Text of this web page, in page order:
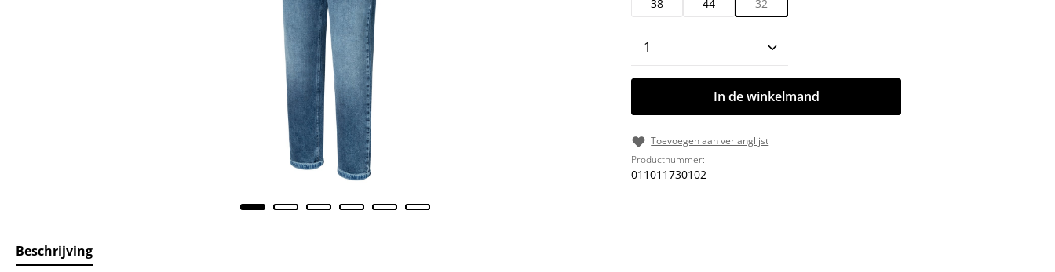
38 44 32
Producthoeveelheid: Voer de gewenste
In de winkelmand
Toevoegen aan verlanglijst
Productnummer:
011011730102
Beschrijving